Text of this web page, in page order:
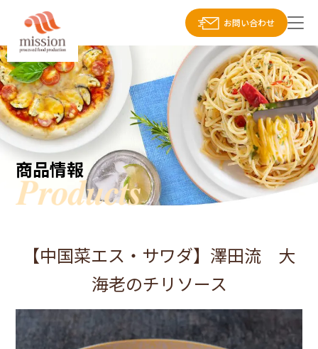
お問い合わせ
商品情報
【中国菜エス・サワダ】澤田流 大
海老のチリソース